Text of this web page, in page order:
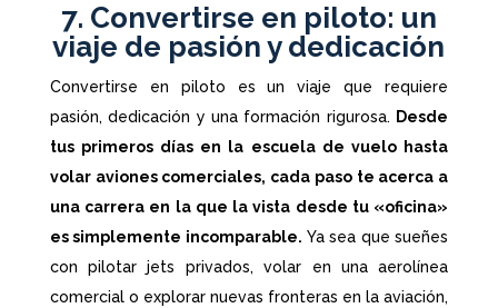
7. Convertirse en piloto: un
viaje de pasión y dedicación
Convertirse en piloto es un viaje que requiere
pasión, dedicación y una formación rigurosa. Desde
tus primeros días en la escuela de vuelo hasta
volar aviones comerciales, cada paso te acerca a
una carrera en la que la vista desde tu «oficina»
es simplemente incomparable. Ya sea que sueñes
con pilotar jets privados, volar en una aerolínea
comercial o explorar nuevas fronteras en la aviación,